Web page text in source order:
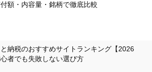
額・内容量・銘柄で徹底比較
納税のおすすめサイトランキング【2026
者でも失敗しない選び方